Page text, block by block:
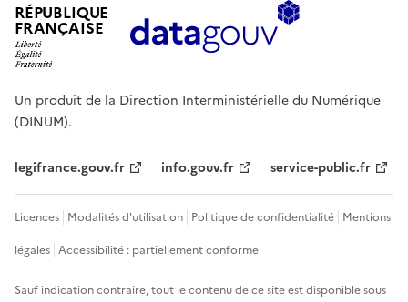
RÉPUBLIQUE
FRANÇAISE
Un produit de la Direction Interministérielle du Numérique
(DINUM).
legifrance.gouv.fr info.gouv.fr service-public.fr
Licences Modalités d'utilisation Politique de confidentialité Mentions
légales Accessibilité : partiellement conforme
Sauf indication contraire, tout le contenu de ce site est disponible sous